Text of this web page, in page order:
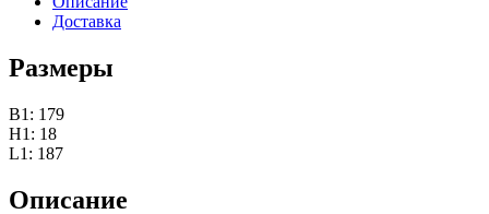
Доставка
Размеры
B1: 179
H1: 18
L1: 187
Описание